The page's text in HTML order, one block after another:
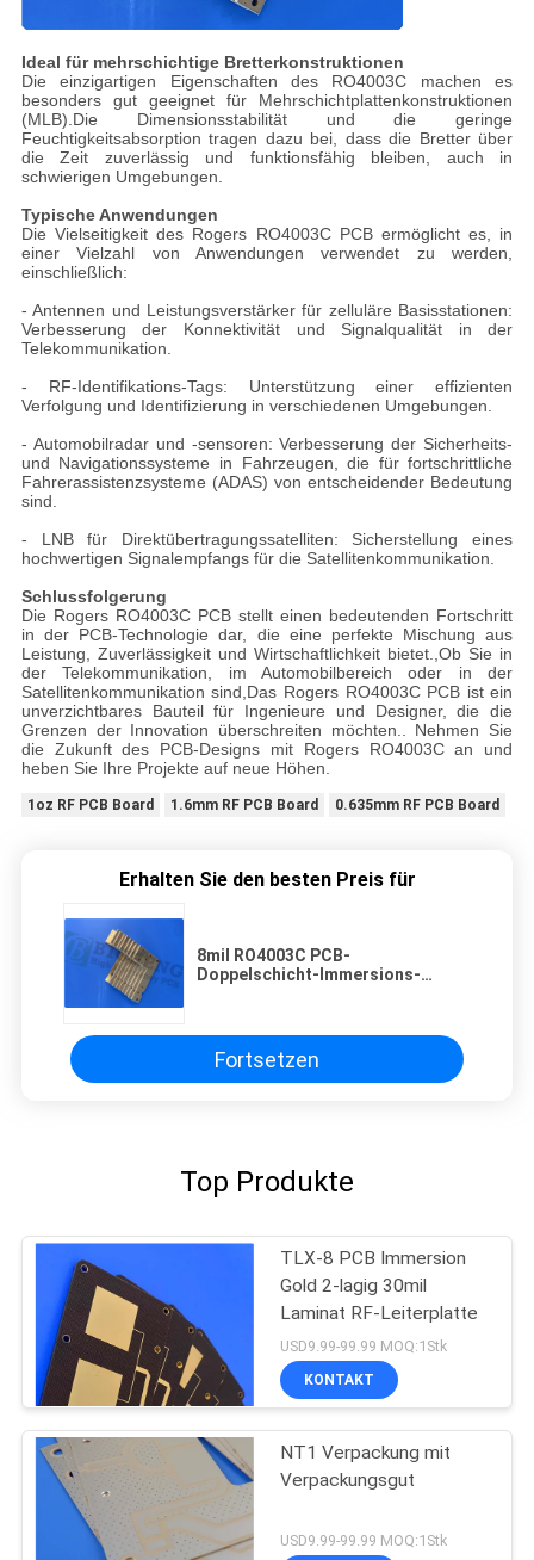
Ideal für mehrschichtige Bretterkonstruktionen
Die einzigartigen Eigenschaften des RO4003C machen es
besonders gut geeignet für Mehrschichtplattenkonstruktionen
(MLB).Die Dimensionsstabilität und die geringe
Feuchtigkeitsabsorption tragen dazu bei, dass die Bretter über
die Zeit zuverlässig und funktionsfähig bleiben, auch in
schwierigen Umgebungen.
Typische Anwendungen
Die Vielseitigkeit des Rogers RO4003C PCB ermöglicht es, in
einer Vielzahl von Anwendungen verwendet zu werden,
einschließlich:
- Antennen und Leistungsverstärker für zelluläre Basisstationen:
Verbesserung der Konnektivität und Signalqualität in der
Telekommunikation.
- RF-Identifikations-Tags: Unterstützung einer effizienten
Verfolgung und Identifizierung in verschiedenen Umgebungen.
- Automobilradar und -sensoren: Verbesserung der Sicherheits-
und Navigationssysteme in Fahrzeugen, die für fortschrittliche
Fahrerassistenzsysteme (ADAS) von entscheidender Bedeutung
sind.
- LNB für Direktübertragungssatelliten: Sicherstellung eines
hochwertigen Signalempfangs für die Satellitenkommunikation.
Schlussfolgerung
Die Rogers RO4003C PCB stellt einen bedeutenden Fortschritt
in der PCB-Technologie dar, die eine perfekte Mischung aus
Leistung, Zuverlässigkeit und Wirtschaftlichkeit bietet.,Ob Sie in
der Telekommunikation, im Automobilbereich oder in der
Satellitenkommunikation sind,Das Rogers RO4003C PCB ist ein
unverzichtbares Bauteil für Ingenieure und Designer, die die
Grenzen der Innovation überschreiten möchten.. Nehmen Sie
die Zukunft des PCB-Designs mit Rogers RO4003C an und
heben Sie Ihre Projekte auf neue Höhen.
1oz RF PCB Board 1.6mm RF PCB Board 0.635mm RF PCB Board
Erhalten Sie den besten Preis für
8mil RO4003C PCB-
Doppelschicht-Immersions-
Fortsetzen
Top Produkte
TLX-8 PCB Immersion
Gold 2-lagig 30mil
Laminat RF-Leiterplatte
USD9.99-99.99 MOQ:1Stk
KONTAKT
NT1 Verpackung mit
Verpackungsgut
USD9.99-99.99 MOQ:1Stk